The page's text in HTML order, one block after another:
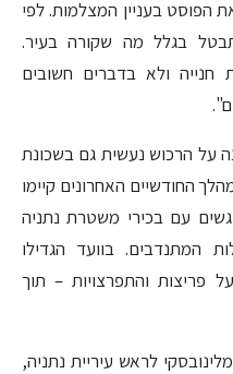
הפוסט בעניין המצלמות. לפי
בגלל מה שקורה בעיר.
חנייה ולא בדברים חשובים
על הרכוש נעשית גם בשכונת
החודשיים האחרונים קיימו
עם בכירי משטרת נתניה
המתנדבים. בוועד הגדילו
פריצות והתפרצויות – תוך
לראש עיריית נתניה,